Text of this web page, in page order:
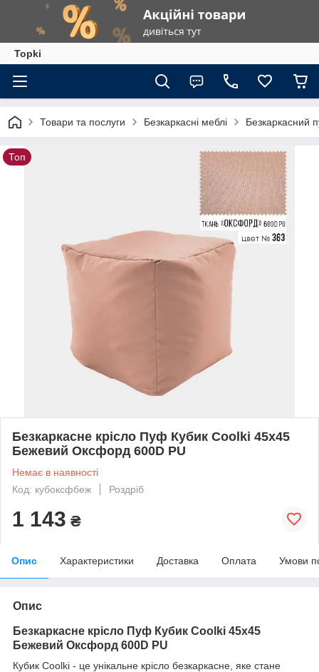
Topki
Товари та послуги Безкаркасні меблі Безкаркасний
Топ
Безкаркасне крісло Пуф Кубик Coolki 45x45
Бежевий Оксфорд 600D PU
Немає в наявності
Код: кубоксфбеж
Роздріб
1 143 ₴
Опис Характеристики Доставка Оплата Умови
Опис
Безкаркасне крісло Пуф Кубик Coolki 45x45
Бежевий Оксфорд 600D PU
Кубик Coolki - це унікальне крісло безкаркасне, яке стане